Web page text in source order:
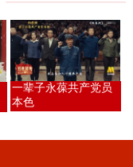
一辈子永葆共产党员
本色